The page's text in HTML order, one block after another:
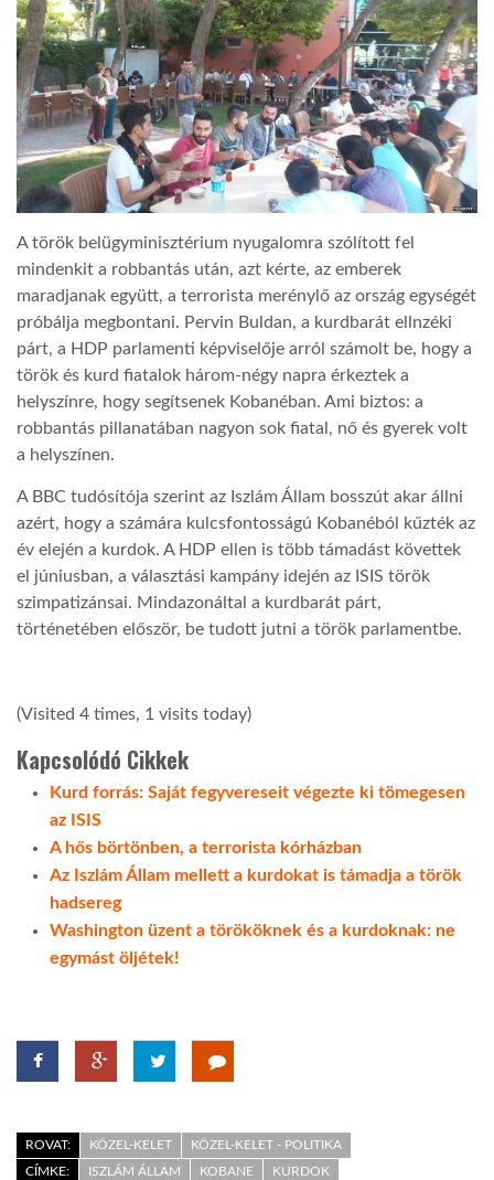
A török belügyminisztérium nyugalomra szólított fel
mindenkit a robbantás után, azt kérte, az emberek
maradjanak együtt, a terrorista merénylő az ország egységét
próbálja megbontani. Pervin Buldan, a kurdbarát ellnzéki
párt, a HDP parlamenti képviselője arról számolt be, hogy a
török és kurd fiatalok három-négy napra érkeztek a
helyszínre, hogy segítsenek Kobanéban. Ami biztos: a
robbantás pillanatában nagyon sok fiatal, nő és gyerek volt
a helyszínen.
A BBC tudósítója szerint az Iszlám Állam bosszút akar állni
azért, hogy a számára kulcsfontosságú Kobanéból kűzték az
év elején a kurdok. A HDP ellen is több támadást követtek
el júniusban, a választási kampány idején az ISIS török
szimpatizánsai. Mindazonáltal a kurdbarát párt,
történetében először, be tudott jutni a török parlamentbe.
(Visited 4 times, 1 visits today)
Kapcsolódó Cikkek
Kurd forrás: Saját fegyvereseit végezte ki tömegesen
az ISIS
A hős börtönben, a terrorista kórházban
Az Iszlám Állam mellett a kurdokat is támadja a török
hadsereg
Washington üzent a törököknek és a kurdoknak: ne
egymást öljétek!
ROVAT: KÖZEL-KELET
KÖZEL-KELET - POLITIKA
CÍMKE:
ISZLÁM ÁLLAM KOBANE KURDOK